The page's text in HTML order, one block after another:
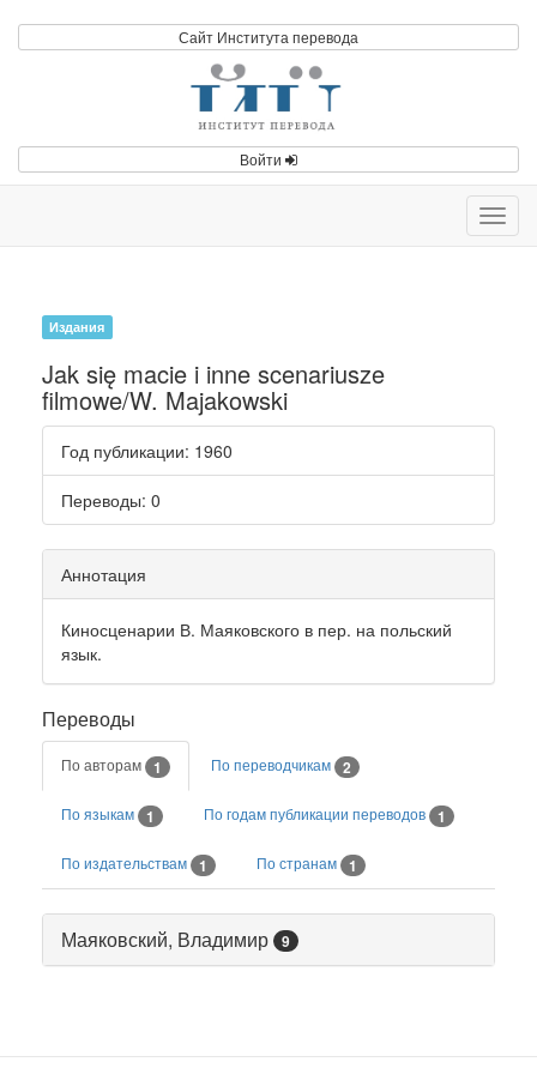
Сайт Института перевода
Войти
Издания
Jak się macie i inne scenariusze
filmowe/W. Majakowski
Год публикации: 1960
Переводы: 0
Аннотация
Киносценарии В. Маяковского в пер. на польский
язык.
Переводы
По авторам 1 По переводчикам 2
По языкам 1 По годам публикации переводов 1
По издательствам 1 По странам 1
Маяковский, Владимир 9